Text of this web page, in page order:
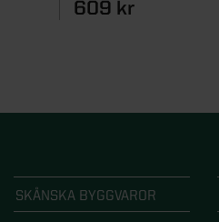
609 kr
SKÅNSKA BYGGVAROR